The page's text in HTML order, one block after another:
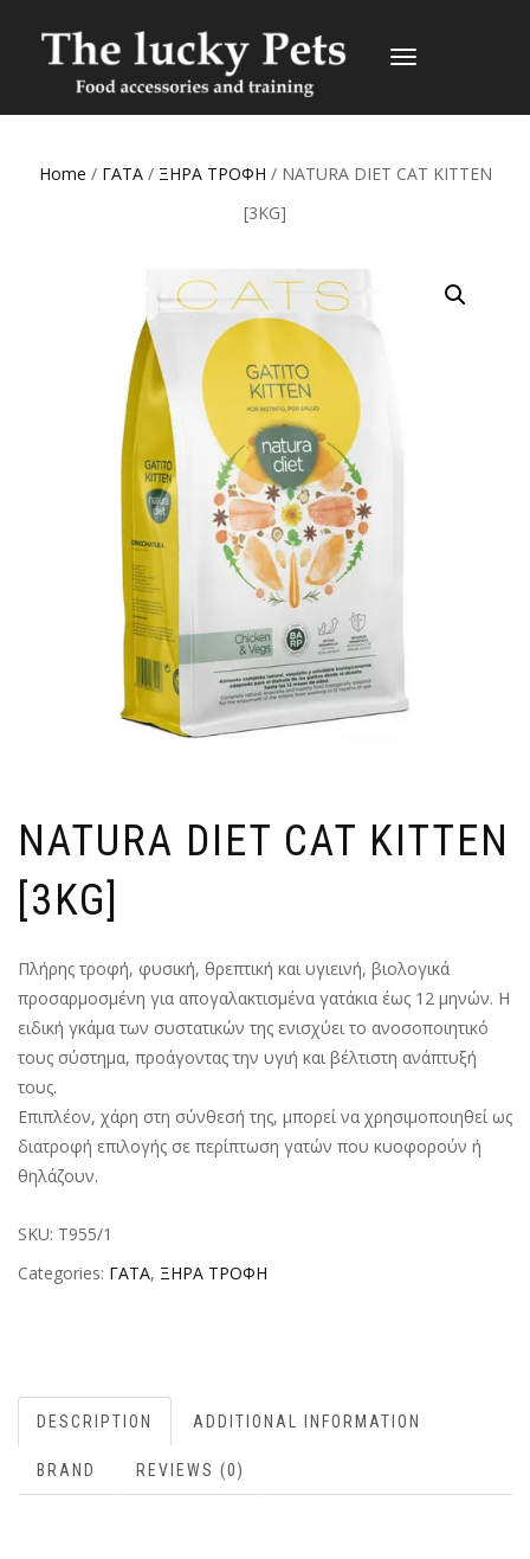
TOGGLE
Home / ΓΑΤΑ/ ΞΗΡΑ ΤΡΟΦΗ / NATURA DIET CAT KITTEN
[3KG]
NATURA DIET CAT KITTEN
[3KG]
Πλήρης τροφή, φυσική, θρεπτική και υγιεινή, βιολογικά
προσαρμοσμένη για απογαλακτισμένα γατάκια έως 12 μηνών. Η
ειδική γκάμα των συστατικών της ενισχύει το ανοσοποιητικό
τους σύστημα, προάγοντας την υγιή και βέλτιστη ανάπτυξή
τους.
Επιπλέον, χάρη στη σύνθεσή της, μπορεί να χρησιμοποιηθεί ως
διατροφή επιλογής σε περίπτωση γατών που κυοφορούν ή
θηλάζουν.
SKU: T955/1
Categories: ΓΑΤΑ, ΞΗΡΑ ΤΡΟΦΗ
DESCRIPTION ADDITIONAL INFORMATION
BRAND REVIEWS (0)